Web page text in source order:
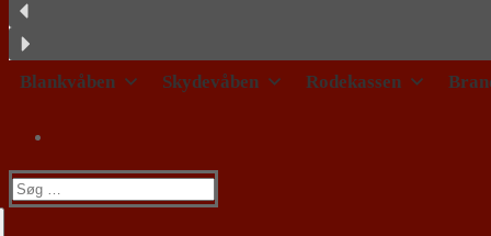
Blankvåben Skydevåben Rodekassen
Søg